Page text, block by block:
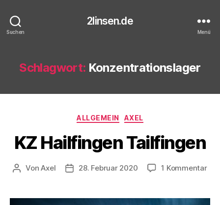
Suchen
2linsen.de
Menü
Schlagwort: Konzentrationslager
Kategorien
ALLGEMEIN AXEL
KZ Hailfingen Tailfingen
Beitragsautor
VonAxel Veröffentlichungsdatum
28. Februar 2020 1 Kommentarzu